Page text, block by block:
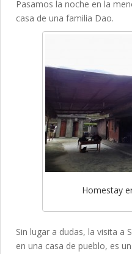
Pasamos la noche en la
casa de una familia Dao.
Homestay
Sin lugar a dudas, la visita a
en una casa de pueblo, es